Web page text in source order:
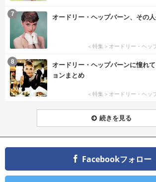
オードリー・ヘップバーン、その人
＜特集＞オードリー・ヘッ
7
オードリー・ヘップバーンに憧れ
ョンまとめ
＜特集＞オードリー・ヘッ
8
続きを見る
Facebookフォロー